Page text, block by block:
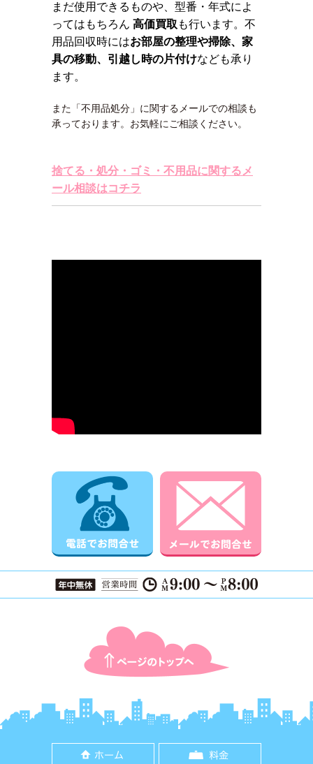
まだ使用できるものや、型番・年式によ
ってはもちろん 高価買取 も行います。不
用品回収時にはお部屋の整理や掃除、家
具の移動、引越し時の片付けなども承り
ます。
また「不用品処分」に関するメールでの相談も
承っております。お気軽にご相談ください。
捨てる・処分・ゴミ・不用品に関するメ
ール相談はコチラ
電話でお問合せ